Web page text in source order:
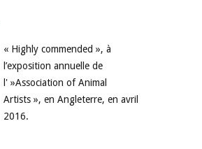
« Highly commended », à
l’exposition annuelle de
l' »Association of Animal
Artists », en Angleterre, en avril
2016.